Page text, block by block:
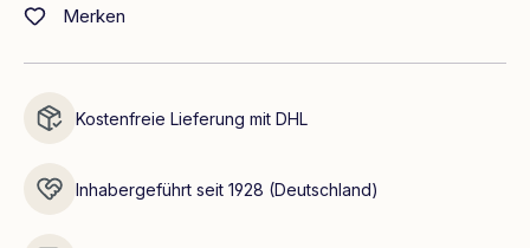
Merken
Kostenfreie Lieferung mit DHL
Inhabergeführt seit 1928 (Deutschland)